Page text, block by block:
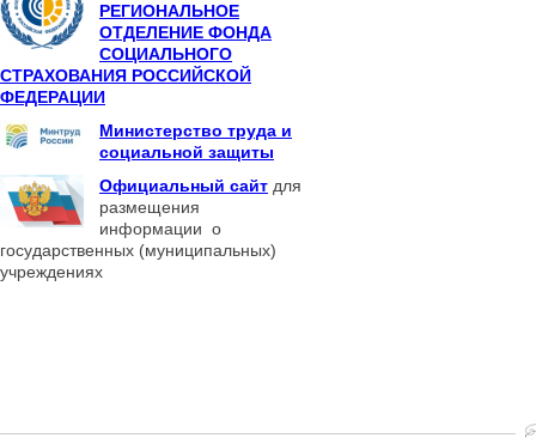
РЕГИОНАЛЬНОЕ
ОТДЕЛЕНИЕ ФОНДА
СОЦИАЛЬНОГО
СТРАХОВАНИЯ РОССИЙСКОЙ
ФЕДЕРАЦИИ
Министерство труда и
социальной защиты
Официальный сайт для
размещения
информации о
государственных (муниципальных)
учреждениях